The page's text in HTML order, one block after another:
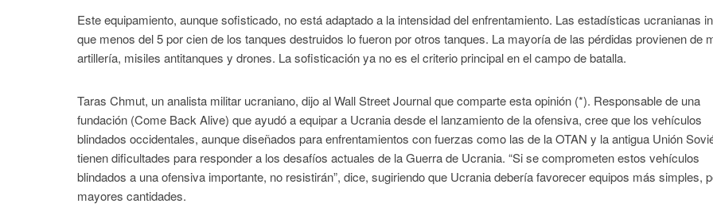
Este equipamiento, aunque sofisticado, no está adaptado a la intensidad del enfrentamiento. Las estadísticas ucranianas
que menos del 5 por cien de los tanques destruidos lo fueron por otros tanques. La mayoría de las pérdidas provienen de
artillería, misiles antitanques y drones. La sofisticación ya no es el criterio principal en el campo de batalla.
Taras Chmut, un analista militar ucraniano, dijo al Wall Street Journal que comparte esta opinión (*). Responsable de una
fundación (Come Back Alive) que ayudó a equipar a Ucrania desde el lanzamiento de la ofensiva, cree que los vehículos
blindados occidentales, aunque diseñados para enfrentamientos con fuerzas como las de la OTAN y la antigua Unión
tienen dificultades para responder a los desafíos actuales de la Guerra de Ucrania. “Si se comprometen estos vehículos
blindados a una ofensiva importante, no resistirán”, dice, sugiriendo que Ucrania debería favorecer equipos más simples,
mayores cantidades.